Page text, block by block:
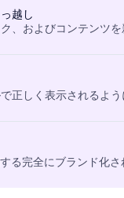
越し
、およびコンテンツを
正しく表示されるよう
る完全にブランド化さ